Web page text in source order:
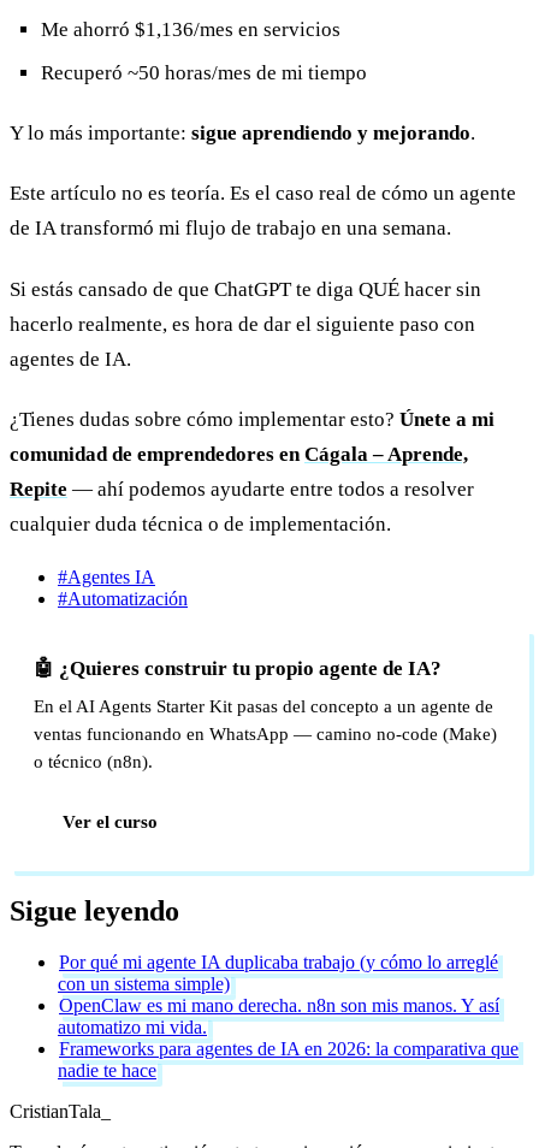
Me ahorró $1,136/mes en servicios
Recuperó ~50 horas/mes de mi tiempo
Y lo más importante: sigue aprendiendo y mejorando.
Este artículo no es teoría. Es el caso real de cómo un agente
de IA transformó mi flujo de trabajo en una semana.
Si estás cansado de que ChatGPT te diga QUÉ hacer sin
hacerlo realmente, es hora de dar el siguiente paso con
agentes de IA.
¿Tienes dudas sobre cómo implementar esto? Únete a mi
comunidad de emprendedores enCágala – Aprende,
Repite — ahí podemos ayudarte entre todos a resolver
cualquier duda técnica o de implementación.
#Agentes IA
#Automatización
🤖 ¿Quieres construir tu propio agente de IA?
En el AI Agents Starter Kit pasas del concepto a un agente de
ventas funcionando en WhatsApp — camino no-code (Make)
o técnico (n8n).
Ver el curso
Sigue leyendo
Por qué mi agente IA duplicaba trabajo (y cómo lo arreglé
con un sistema simple)
OpenClaw es mi mano derecha. n8n son mis manos. Y así
automatizo mi vida.
Frameworks para agentes de IA en 2026: la comparativa que
nadie te hace
CristianTala